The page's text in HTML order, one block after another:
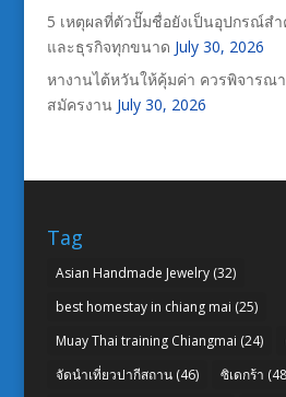
5 เหตุผลที่ตัวปั๊มชื่อยังเป็นอุปกรณ์ส
และธุรกิจทุกขนาด July 30, 2026
หางานไต้หวันให้คุ้มค่า ควรพิจารณ
สมัครงาน July 30, 2026
Tag
Asian Handmade Jewelry(32)
best homestay in chiang mai (25)
Muay Thai training Chiangmai (24)
จัดนำเที่ยวปากีสถาน(46) ซิเดกร้า